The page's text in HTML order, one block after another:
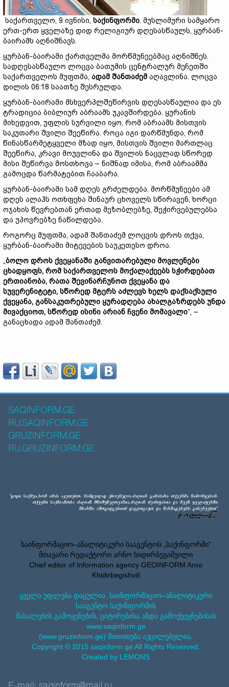
საქართველო, 9 ივნისი, საქინფორმი. მუსლიმური სამყარო
ერთ-ერთ ყველაზე დიდ რელიგიურ დღესასწაულს, ყურბან-
ბაირამს აღნიშნავს.
ყურბან-ბაირამი ქართველმა მორწმუნეებმაც აღნიშნეს.
სადღესასწაულო ლოცვა ბათუმის ცენტრალურ მეჩეთში
საქართველოს მუფთმა, ადამ შანთაძემ აღავლინა. ლოცვა
დილის 06:18 საათზე შესრულდა.
ყურბან-ბაირამი მსხვერპლშეწირვის დღესასწაულია და ეს
ტრადიცია ბიბლიურ აბრაამს უკავშირდება. ყურანის
მიხედვით, უფლის სურვილი იყო, რომ აბრაამს მისთვის
საკუთარი შვილი შეეწირა. როცა იგი დარწმუნდა, რომ
წინასწარმეტყველი მზად იყო, მისთვის შვილი მართლაც
შეეწირა, კრავი მოუვლინა და შვილის ნაცვლად სწორედ
მისი შეწირვა მოსთხოვა – ნიშნად იმისა, რომ აბრაამმა
გამოცდა წარმატებით ჩააბარა.
ყურბან-ბაირამი სამ დღეს გრძელდება. მორწმუნეები ამ
დღეს ალაჰს ოთხფეხა შინაურ ცხოველს სწირავენ, ხორცი
ოჯახის წევრებთან ერთად მეზობლებზე, შეჭირვებულებსა
და უპოვრებზე ნაწილდება.
როგორც მუფთმა, ადამ შანთაძემ ლოცვის დროს თქვა,
ყურბან-ბაირამი მიტევების საუკეთესო დროა.
„ბოლო დროს ქვეყანაში განვითარებული მოვლენები
ცხადყოფს, რომ საქართველოს მოქალაქეებს სჭირდებათ
ერთიანობა, რათა შევინარჩუნოთ ქვეყანა და
სუვერენიტეტი, სწორედ მტერს აძლევს ხელს დაქსაქსული
ქვეყანა, განსაკუთრებული ყურადღება ახალგაზრდებს უნდა
მივაქციოთ, სწორედ ისინი არიან ჩვენი მომავალი“, –
განაცხადა ადამ შანთაძემ.
SAQINFORM.GE
RU.SAQINFORM.GE
GRUZINFORM.GE
RU.GRUZINFORM.GE
საინფორმაციო–ანალიტიკური სააგენტოს „საქინფორმი”
მთავარი რედაქტორი არნო ხიდირბეგიშვილი
Chief editor of Information agency GEOINFORM Arno
Khidirbegishvili
ყველა უფლება დაცულია. საინფორმაციო–ანალიტიკური
სააგენტო საქინფორმის
მასალების გამოყენების, ციტირებისა ანდა გამოქვეყნებისას
www.saqinform.ge
(www.gruzinform.ge) მითითება აუცილებელია.
Copyright © 2015 saqinform.ge All Rights Reserved.
Created by LEMONS